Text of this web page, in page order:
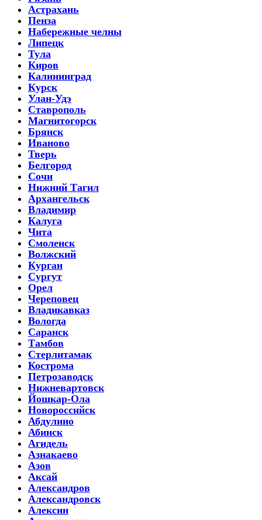
Астрахань
Пенза
Набережные челны
Липецк
Тула
Киров
Калининград
Курск
Улан-Удэ
Ставрополь
Магнитогорск
Брянск
Иваново
Тверь
Белгород
Сочи
Нижний Тагил
Архангельск
Владимир
Калуга
Чита
Смоленск
Волжский
Курган
Сургут
Орел
Череповец
Владикавказ
Вологда
Саранск
Тамбов
Стерлитамак
Кострома
Петрозаводск
Нижневартовск
Йошкар-Ола
Новороссийск
Абдулино
Абинск
Агидель
Азнакаево
Азов
Аксай
Александров
Александровск
Алексин